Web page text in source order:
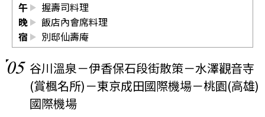
午
握壽司料理
晚
飯店內會席料理
宿
別邸仙壽庵
05 谷川溫泉－伊香保石段街散策－水澤觀音寺
(賞楓名所)－東京成田國際機場－桃園(高雄)
國際機場